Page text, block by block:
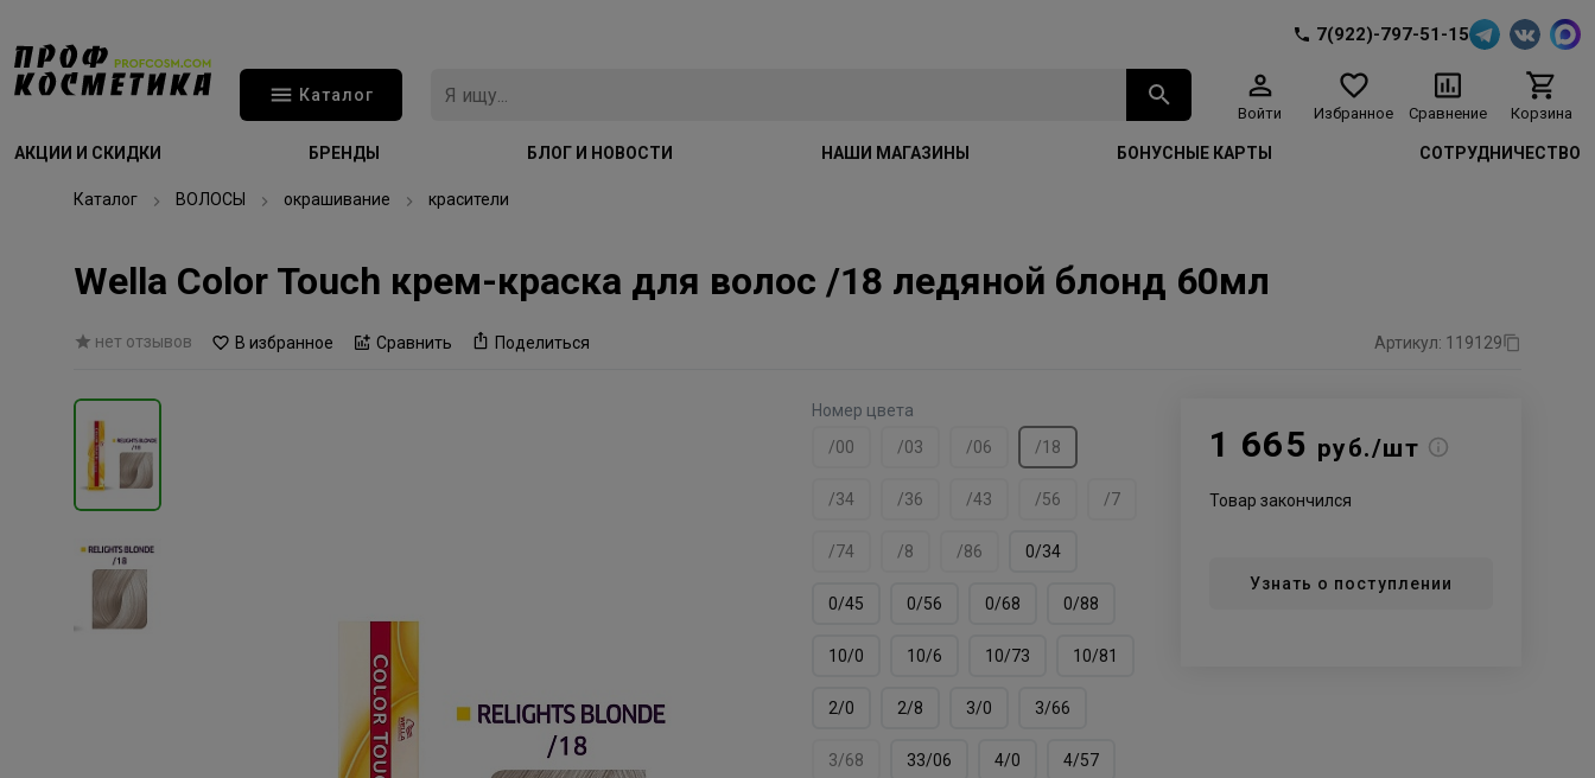
7(922)-797-51-15
Каталог
Войти Избранное Сравнение Корзина
АКЦИИ И СКИДКИ БРЕНДЫ БЛОГ И НОВОСТИ НАШИ МАГАЗИНЫ БОНУСНЫЕ КАРТЫ СОТРУДНИЧЕСТВО
Каталог ВОЛОСЫ окрашивание красители
Wella Color Touch крем-краска для волос /18 ледяной блонд 60мл
нет отзывов В избранное Сравнить Поделиться Артикул: 119129
Номер цвета
/00
/03 /06 /18
/34 /36 /43 /56 /7
/74 /8 /86 0/34
0/45 0/56 0/68 0/88
10/0 10/6 10/73 10/81
2/0 2/8 3/0 3/66
3/68 33/06 4/0 4/57
1 665 руб./шт
Товар закончился
Узнать о поступлении